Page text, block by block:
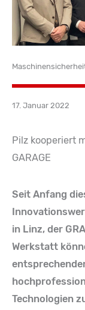
17. Januar 2022
Pilz kooperiert
GARAGE
Seit Anfang
in Linz, der
Werkstatt
Technologien